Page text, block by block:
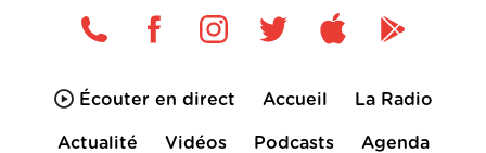
Écouter en direct Accueil La Radio
Actualité Vidéos Podcasts Agenda